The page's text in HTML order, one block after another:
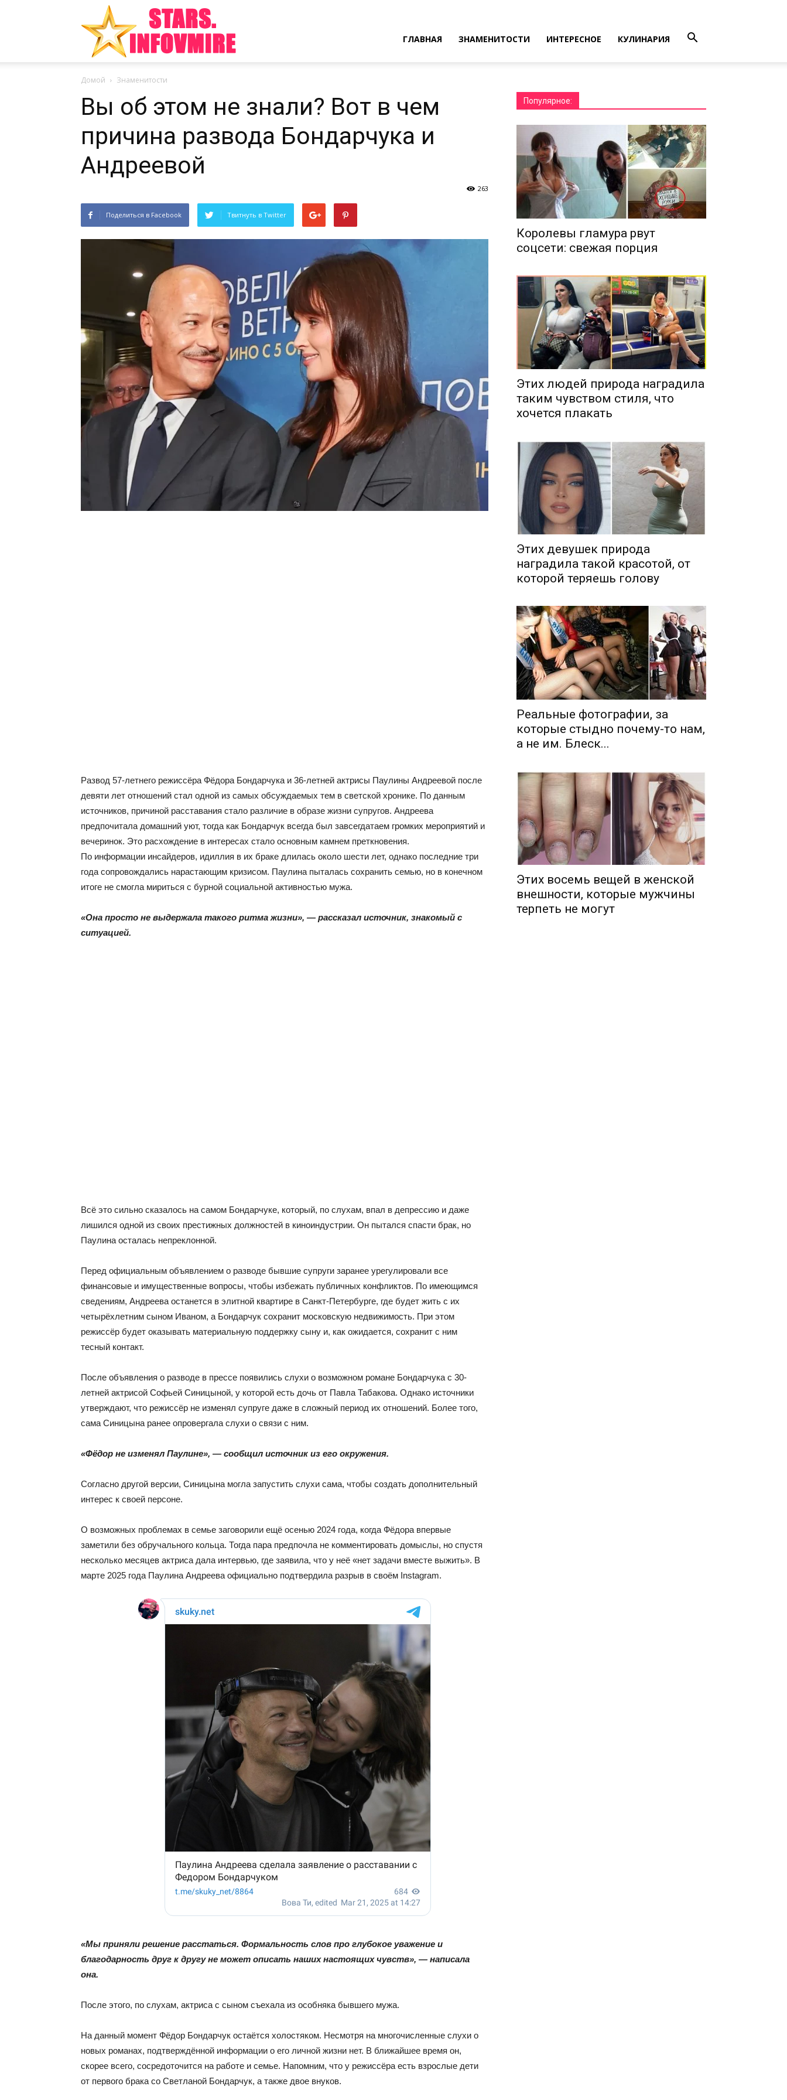
мира
Шоу-
Бизнеса
ГЛАВНАЯ ЗНАМЕНИТОСТИ ИНТЕРЕСНОЕ КУЛИНАРИЯ
Домой Знаменитости
Вы об этом не знали? Вот в чем
причина развода Бондарчука и
Андреевой
263
Поделиться в Facebook Твитнуть в Twitter
Развод 57-летнего режиссёра Фёдора Бондарчука и 36-летней актрисы Паулины Андреевой после
девяти лет отношений стал одной из самых обсуждаемых тем в светской хронике. По данным
источников, причиной расставания стало различие в образе жизни супругов. Андреева
предпочитала домашний уют, тогда как Бондарчук всегда был завсегдатаем громких мероприятий и
вечеринок. Это расхождение в интересах стало основным камнем преткновения.
По информации инсайдеров, идиллия в их браке длилась около шести лет, однако последние три
года сопровождались нарастающим кризисом. Паулина пыталась сохранить семью, но в конечном
итоге не смогла мириться с бурной социальной активностью мужа.
«Она просто не выдержала такого ритма жизни», — рассказал источник, знакомый с
ситуацией.
Всё это сильно сказалось на самом Бондарчуке, который, по слухам, впал в депрессию и даже
лишился одной из своих престижных должностей в киноиндустрии. Он пытался спасти брак, но
Паулина осталась непреклонной.
Перед официальным объявлением о разводе бывшие супруги заранее урегулировали все
финансовые и имущественные вопросы, чтобы избежать публичных конфликтов. По имеющимся
сведениям, Андреева останется в элитной квартире в Санкт-Петербурге, где будет жить с их
четырёхлетним сыном Иваном, а Бондарчук сохранит московскую недвижимость. При этом
режиссёр будет оказывать материальную поддержку сыну и, как ожидается, сохранит с ним
тесный контакт.
После объявления о разводе в прессе появились слухи о возможном романе Бондарчука с 30-
летней актрисой Софьей Синицыной, у которой есть дочь от Павла Табакова. Однако источники
утверждают, что режиссёр не изменял супруге даже в сложный период их отношений. Более того,
сама Синицына ранее опровергала слухи о связи с ним.
«Фёдор не изменял Паулине», — сообщил источник из его окружения.
Согласно другой версии, Синицына могла запустить слухи сама, чтобы создать дополнительный
интерес к своей персоне.
О возможных проблемах в семье заговорили ещё осенью 2024 года, когда Фёдора впервые
заметили без обручального кольца. Тогда пара предпочла не комментировать домыслы, но спустя
несколько месяцев актриса дала интервью, где заявила, что у неё «нет задачи вместе выжить». В
марте 2025 года Паулина Андреева официально подтвердила разрыв в своём Instagram.
«Мы приняли решение расстаться. Формальность слов про глубокое уважение и
благодарность друг к другу не может описать наших настоящих чувств», — написала
она.
После этого, по слухам, актриса с сыном съехала из особняка бывшего мужа.
На данный момент Фёдор Бондарчук остаётся холостяком. Несмотря на многочисленные слухи о
новых романах, подтверждённой информации о его личной жизни нет. В ближайшее время он,
скорее всего, сосредоточится на работе и семье. Напомним, что у режиссёра есть взрослые дети
от первого брака со Светланой Бондарчук, а также двое внуков.
Популярное:
Королевы гламура рвут
соцсети: свежая порция
Этих людей природа наградила
таким чувством стиля, что
хочется плакать
Этих девушек природа
наградила такой красотой, от
которой теряешь голову
Реальные фотографии, за
которые стыдно почему-то нам,
а не им. Блеск...
Этих восемь вещей в женской
внешности, которые мужчины
терпеть не могут